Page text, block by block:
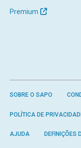
Premium
SOBRE O SAPO
POLÍTICA DE
AJUDA DEFINIÇÕES